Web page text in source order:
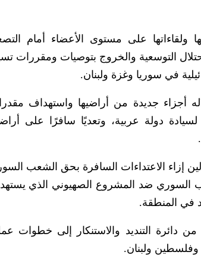
على مستوى الأعضاء أمام
التوسعية والخروج بتوصيات ومقررات
في سوريا وغزة ولبنان.
أجزاء جديدة من أراضيها واستهداف
دولة عربية، وتعديًا سافرًا على
إزاء الاعتداءات السافرة بحق الشعب
السوري ضد المشروع الصهيوني الذي
في المنطقة.
دائرة التنديد والاستنكار إلى خطوات
وفلسطين ولبنان.